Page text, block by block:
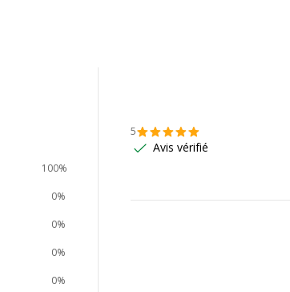
3760185025058
100%
0%
0%
0%
0%
5
Avis vérifié